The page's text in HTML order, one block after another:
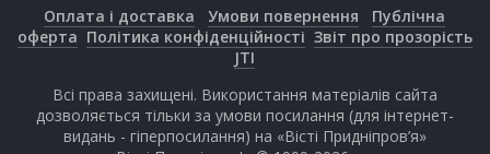
Оплата і доставка Умови повернення
Публічна
оферта Політика конфіденційності Звіт про прозорість
JTI
Всі права захищені. Використання матеріалів сайта
дозволяється тільки за умови посилання (для інтернет-
видань - гіперпосилання) на «Вісті Придніпров’я»